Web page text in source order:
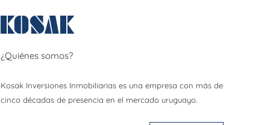
¿Quiénes somos?
Kosak Inversiones Inmobiliarias es una empresa con más de
cinco décadas de presencia en el mercado uruguayo.